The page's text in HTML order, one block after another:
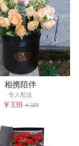
相携陪伴
专人配送
￥339 ￥389